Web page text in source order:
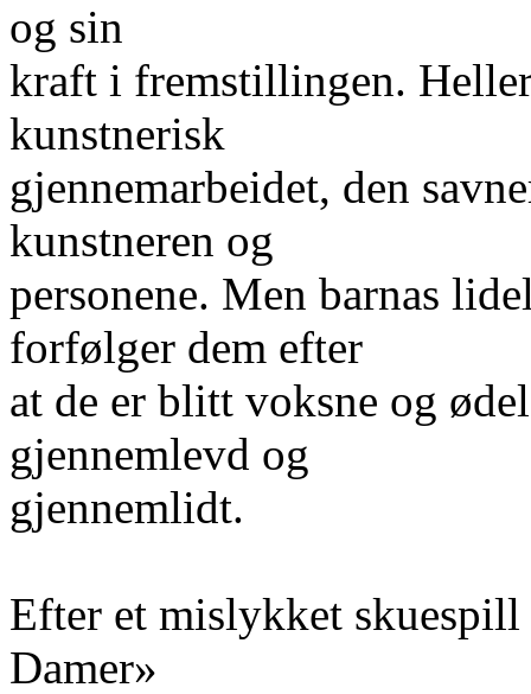
og sin
kraft i fremstillingen.
kunstnerisk
gjennemarbeidet, den
kunstneren og
personene. Men barnas
forfølger dem efter
at de er blitt voksne og
gjennemlevd og
gjennemlidt.
Efter et mislykket
Damer»